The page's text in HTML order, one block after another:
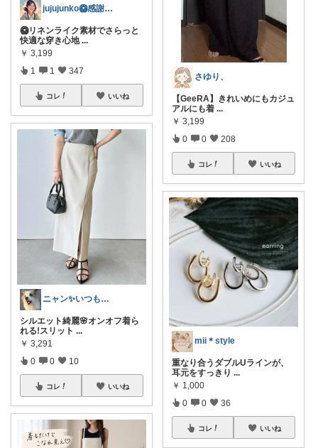
jujujunko🥝感謝です✨️✨️
🥝リネンライク素材でさらっと
快適な穿き心地 ...
￥ 3,199
1 1 347
コレ いいね
ニャン✨いつも感謝です๓´͈ ˘ `͈๓
シルエット綺麗🌸オンオフ着ら
れる!スリット ...
￥ 3,291
0 0 10
コレ いいね
さゆり、
【GeeRA】きれいめにもカジュ
アルにも着 ...
￥ 3,199
0 0 208
コレ いいね
mii＊style
重なり合うダブルUラインが、
耳元をすっきり ...
￥ 1,000
0 0 36
コレ いいね